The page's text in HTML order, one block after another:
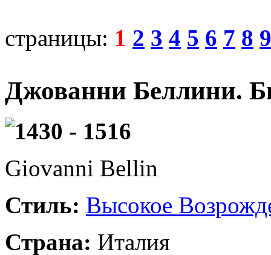
страницы: 1 2 3 4 5 6 7 8 9
Джованни Беллини.
1430 - 1516
Giovanni Bellin
Стиль: Высокое
Страна: Италия